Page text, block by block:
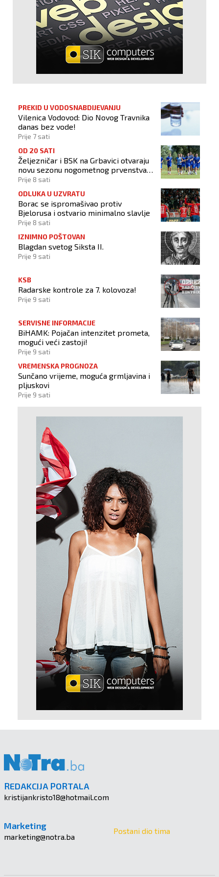
PREKID U VODOSNABDIJEVANJU
Vilenica Vodovod: Dio Novog Travnika
danas bez vode!
Prije 7 sati
OD 20 SATI
Željezničar i BSK na Grbavici otvaraju
novu sezonu nogometnog prvenstva
BiH
Prije 8 sati
ODLUKA U UZVRATU
Borac se ispromašivao protiv
Bjelorusa i ostvario minimalno slavlje
Prije 8 sati
IZNIMNO POŠTOVAN
Blagdan svetog Siksta II.
Prije 9 sati
KSB
Radarske kontrole za 7. kolovoza!
Prije 9 sati
SERVISNE INFORMACIJE
BiHAMK: Pojačan intenzitet prometa,
mogući veći zastoji!
Prije 9 sati
VREMENSKA PROGNOZA
Sunčano vrijeme, moguća grmljavina i
pljuskovi
Prije 9 sati
REDAKCIJA PORTALA
kristijankristo18@hotmail.com
Marketing
marketing@notra.ba
Postani dio tima